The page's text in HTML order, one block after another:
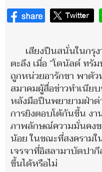
เสียงปืนสนั่นในกรุ
ตะลึง เมื่อ “โดนัลด์ ทรั
ถูกหน่วยอารักขา พาตัว
สมาคมผู้สื่อข่าวทำเนีย
หลังมือปืนพยายามฝ่า
การยิงตอบโต้กันขึ้น ง
ภาพลักษณ์ความมั่นคง
น้อย ในขณะที่สงครามใ
เจรจาที่อิสลามาบัดปา
ขึ้นได้หรือไม่